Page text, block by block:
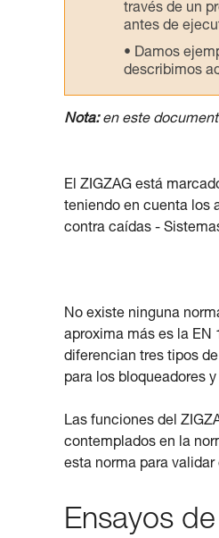
través de un
antes de
Damos
describimos
Nota:en este
El ZIGZAG está
teniendo en cuenta los
contra caídas -
No existe ninguna
aproxima más es la EN
diferencian tres tipos
para los bloqueadores
Las funciones del
contemplados en la
esta norma para validar
Ensayos